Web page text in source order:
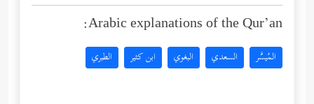
Arabic explanations of the Qur’an:
المُيسَّر السعدي البغوي ابن كثير الطبري